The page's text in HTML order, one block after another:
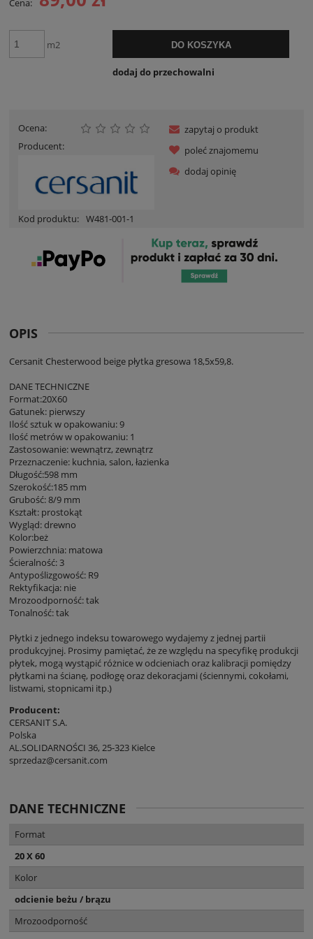
Cena:
m2 DO KOSZYKA
dodaj do przechowalni
Ocena:
Producent:
Kod produktu: W481-001-1
zapytaj o produkt
poleć znajomemu
dodaj opinię
OPIS
Cersanit Chesterwood beige płytka gresowa 18,5x59,8.
DANE TECHNICZNE
Format:20X60
Gatunek: pierwszy
Ilość sztuk w opakowaniu: 9
Ilość metrów w opakowaniu: 1
Zastosowanie: wewnątrz, zewnątrz
Przeznaczenie: kuchnia, salon, łazienka
Długość:598 mm
Szerokość:185 mm
Grubość: 8/9 mm
Kształt: prostokąt
Wygląd: drewno
Kolor:beż
Powierzchnia: matowa
Ścieralność: 3
Antypoślizgowość: R9
Rektyfikacja: nie
Mrozoodporność: tak
Tonalność: tak
Płytki z jednego indeksu towarowego wydajemy z jednej partii
produkcyjnej. Prosimy pamiętać, że ze względu na specyfikę produkcji
płytek, mogą wystąpić różnice w odcieniach oraz kalibracji pomiędzy
płytkami na ścianę, podłogę oraz dekoracjami (ściennymi, cokołami,
listwami, stopnicami itp.)
Producent:
CERSANIT S.A.
Polska
AL.SOLIDARNOŚCI 36, 25-323 Kielce
sprzedaz@cersanit.com
DANE TECHNICZNE
Format
20 X 60
Kolor
odcienie beżu / brązu
Mrozoodporność